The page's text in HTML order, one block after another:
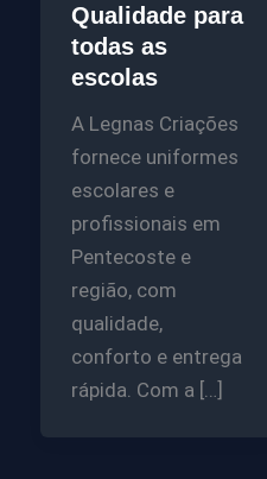
Qualidade para
todas as
escolas
A Legnas Criações
fornece uniformes
escolares e
profissionais em
Pentecoste e
região, com
qualidade,
conforto e entrega
rápida. Com a […]